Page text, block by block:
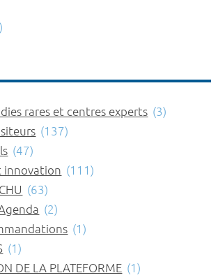
rares et centres experts (3)
(137)
(47)
innovation (111)
(63)
(2)
(1)
(1)
DE LA PLATEFORME (1)